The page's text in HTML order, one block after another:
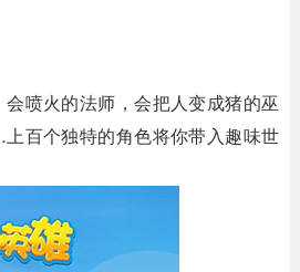
喷火的法师，会把人变成猪的巫
百个独特的角色将你带入趣味世